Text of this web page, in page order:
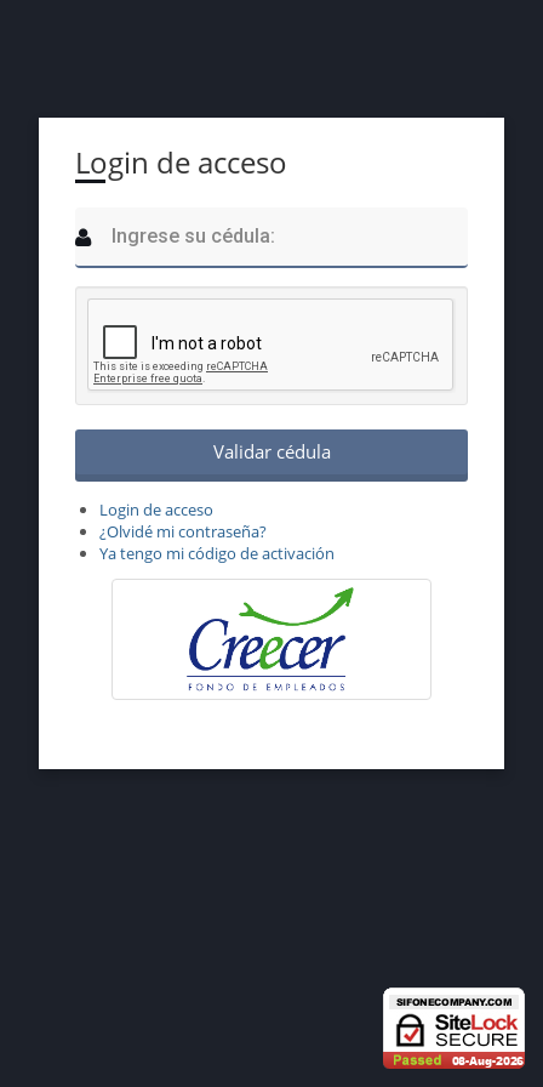
Login de acceso
Login de acceso
¿Olvidé mi contraseña?
Ya tengo mi código de activación